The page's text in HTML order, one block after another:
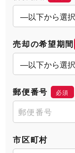
売却の希望期間
郵便番号 必須
市区町村